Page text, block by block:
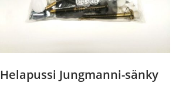
Helapussi Jungmanni-sänky